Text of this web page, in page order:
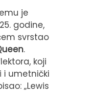
je
godine,
svrstao
.
koji
i umetnički
„Lewis